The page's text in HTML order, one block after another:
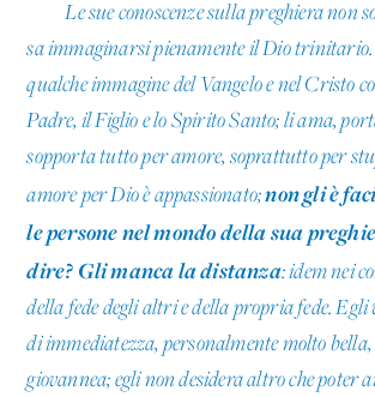
Le sue conoscenze sulla preghiera non
sa immaginarsi pienamente il Dio trinitario.
qualche immagine del Vangelo e nel Cristo
Padre, il Figlio e lo Spirito Santo; li ama,
sopporta tutto per amore, soprattutto per
amore per Dio è appassionato;non gli è
le persone nel mondo della sua
dire? Gli manca la distanza: idem nei
della fede degli altri e della propria fede.
di immediatezza, personalmente molto
giovannea; egli non desidera altro che poter